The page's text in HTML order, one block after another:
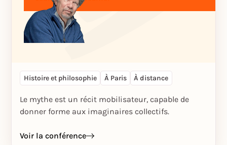
Histoire et philosophie À Paris À distance
Le mythe est un récit mobilisateur, capable de
donner forme aux imaginaires collectifs.
Voir la conférence